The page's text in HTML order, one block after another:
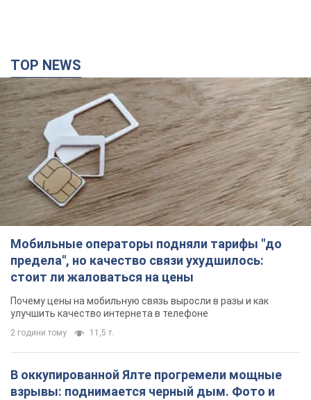
TOP NEWS
Мобильные операторы подняли тарифы "до
предела", но качество связи ухудшилось:
стоит ли жаловаться на цены
Почему цены на мобильную связь выросли в разы и как
улучшить качество интернета в телефоне
2 години тому 11,5 т.
В оккупированной Ялте прогремели мощные
взрывы: поднимается черный дым. Фото и